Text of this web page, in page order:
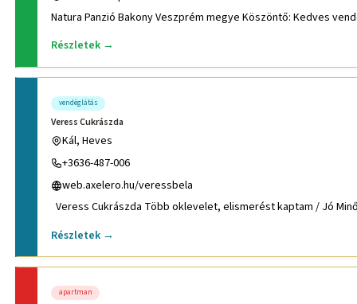
Részletek →
vendéglátás
Veress Cukrászda
Kál, Heves
+3636-487-006
web.axelero.hu/veressbela
Veress Cukrászda Több oklevelet, elismerést kaptam / Jó
Részletek →
apartman